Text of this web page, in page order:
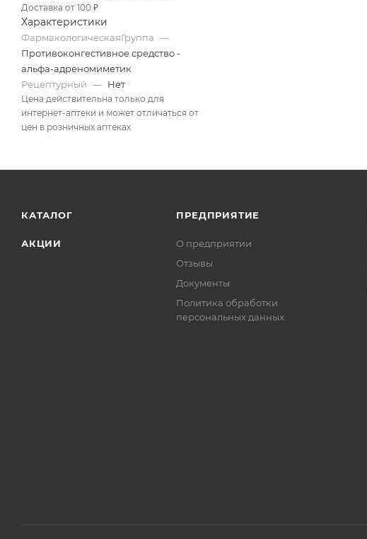
Доставка от 100 ₽
Характеристики
ФармакологическаяГруппа —
Противоконгестивное средство -
альфа-адреномиметик
Рецептурный — Нет
Цена действительна только для
интернет-аптеки и может отличаться от
цен в розничных аптеках
КАТАЛОГ
АКЦИИ
ПРЕДПРИЯТИЕ
О предприятии
Отзывы
Документы
Политика обработки
персональных данных